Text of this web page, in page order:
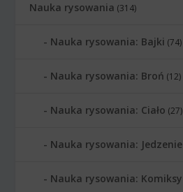
Nauka rysowania (314)
Nauka rysowania: Bajki (74)
Nauka rysowania: Broń (12)
Nauka rysowania: Ciało (27)
Nauka rysowania: Jedzenie
Nauka rysowania: Komiksy